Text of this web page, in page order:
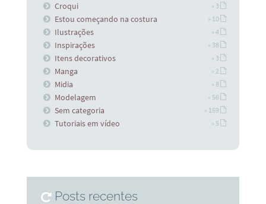
Croqui » 3
Estou começando na costura » 10
Ilustrações » 4
Inspirações » 38
Itens decorativos » 3
Manga » 2
Midia » 8
Modelagem » 56
Sem categoria » 169
Tutoriais em vídeo » 5
Posts recentes